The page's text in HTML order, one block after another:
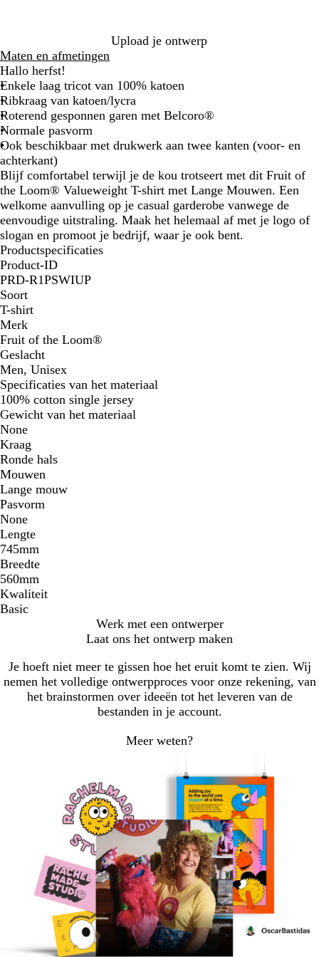
i
n
e
b
l
a
u
w
g
r
i
j
s
Upload je ontwerp
Maten en afmetingen
Hallo herfst!
Enkele laag tricot van 100% katoen
Ribkraag van katoen/lycra
Roterend gesponnen garen met Belcoro®
Normale pasvorm
Ook beschikbaar met drukwerk aan twee kanten (voor- en
achterkant)
Blijf comfortabel terwijl je de kou trotseert met dit Fruit of
the Loom® Valueweight T-shirt met Lange Mouwen. Een
welkome aanvulling op je casual garderobe vanwege de
eenvoudige uitstraling. Maak het helemaal af met je logo of
slogan en promoot je bedrijf, waar je ook bent.
Productspecificaties
Product-ID
PRD-R1PSWIUP
Soort
T-shirt
Merk
Fruit of the Loom®
Geslacht
Men, Unisex
Specificaties van het materiaal
100% cotton single jersey
Gewicht van het materiaal
None
Kraag
Ronde hals
Mouwen
Lange mouw
Pasvorm
None
Lengte
745mm
Breedte
560mm
Kwaliteit
Basic
Werk met een ontwerper
Laat ons het ontwerp maken
Je hoeft niet meer te gissen hoe het eruit komt te zien. Wij
nemen het volledige ontwerpproces voor onze rekening, van
het brainstormen over ideeën tot het leveren van de
bestanden in je account.
Meer weten?